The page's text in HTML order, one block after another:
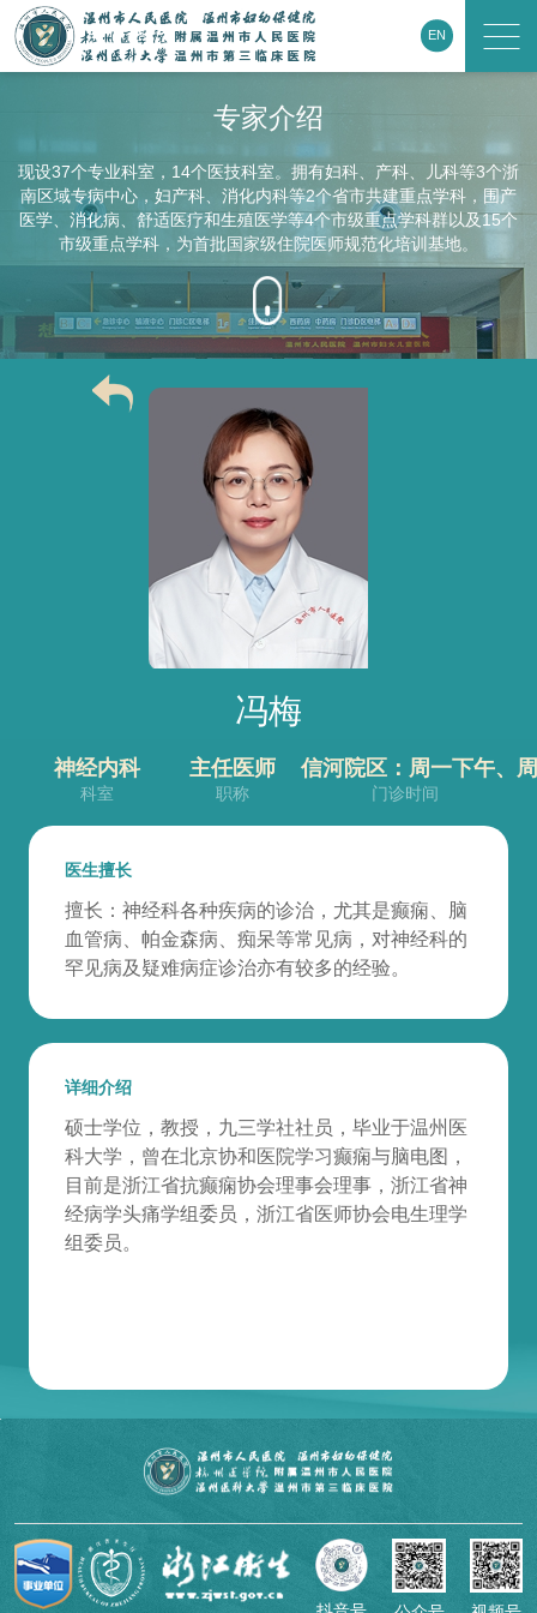
EN
专家介绍
现设37个专业科室，14个医技科室。拥有妇科、产科、儿科等3个浙
南区域专病中心，妇产科、消化内科等2个省市共建重点学科，围产
医学、消化病、舒适医疗和生殖医学等4个市级重点学科群以及15个
市级重点学科，为首批国家级住院医师规范化培训基地。
冯梅
神经内科
科室
主任医师
职称
信河院区：周一下午、
门诊时间
医生擅长
擅长：神经科各种疾病的诊治，尤其是癫痫、脑
血管病、帕金森病、痴呆等常见病，对神经科的
罕见病及疑难病症诊治亦有较多的经验。
详细介绍
硕士学位，教授，九三学社社员，毕业于温州医
科大学，曾在北京协和医院学习癫痫与脑电图，
目前是浙江省抗癫痫协会理事会理事，浙江省神
经病学头痛学组委员，浙江省医师协会电生理学
组委员。